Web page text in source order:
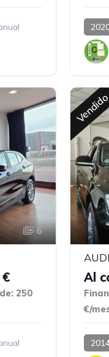
6
250
Al
€/